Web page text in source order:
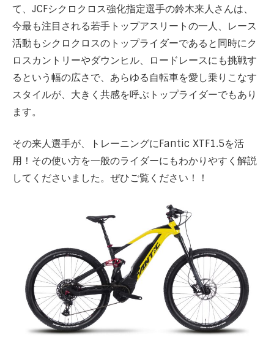
て、JCFシクロクロス強化指定選手の鈴木来人さんは、
今最も注目される若手トップアスリートの一人、レース
活動もシクロクロスのトップライダーであると同時にク
ロスカントリーやダウンヒル、ロードレースにも挑戦す
るという幅の広さで、あらゆる自転車を愛し乗りこなす
スタイルが、大きく共感を呼ぶトップライダーでもあり
ます。
その来人選手が、トレーニングにFantic XTF1.5を活
用！その使い方を一般のライダーにもわかりやすく解説
してくださいました。ぜひご覧ください！！